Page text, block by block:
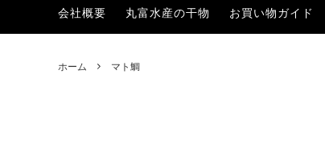
あご
全商品一覧
会社概要
会社概要 丸富水産の干物 お買い物ガイド
ホーム マト鯛